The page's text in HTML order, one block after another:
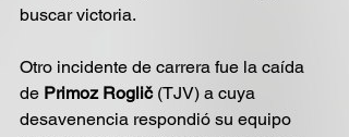
buscar victoria.
Otro incidente de carrera fue la caída
de Primoz Roglič (TJV) a cuya
desavenencia respondió su equipo